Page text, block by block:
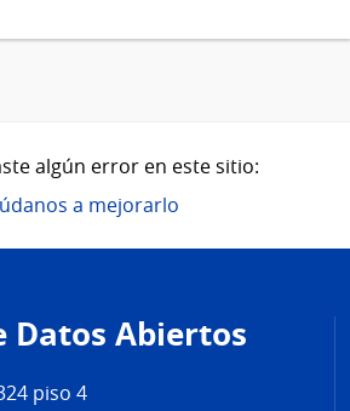
algún error en este sitio:
a mejorarlo
Datos Abiertos
piso 4